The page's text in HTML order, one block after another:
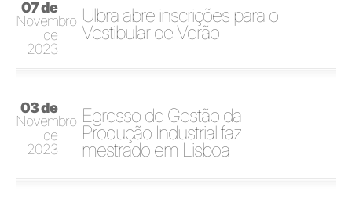
07 de
Novembro
de
2023
Ulbra abre inscrições para o
Vestibular de Verão
03 de
Novembro
de
2023
Egresso de Gestão da
Produção Industrial faz
mestrado em Lisboa